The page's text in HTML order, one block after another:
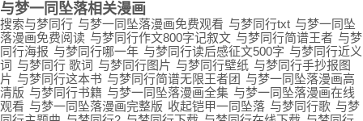
与梦一同坠落相关漫画
搜索与梦同行 与梦一同坠落漫画免费观看 与梦同行txt 与梦一同坠
落漫画免费阅读 与梦同行作文800字记叙文 与梦同行简谱王者 与梦
同行海报 与梦同行哪一年 与梦同行读后感征文500字 与梦同行近义
词 与梦同行 歌词 与梦同行图片 与梦同行壁纸 与梦同行手抄报图
片 与梦同行这本书 与梦同行简谱无限王者团 与梦一同坠落漫画高
清版 与梦同行书籍 与梦一同坠落漫画全集 与梦一同坠落漫画在线
观看 与梦一同坠落漫画完整版 收起铠甲一同坠落 与梦同行歌 与梦